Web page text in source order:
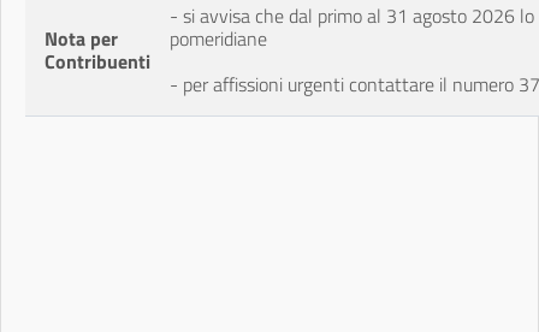
Nota per
Contribuenti
- si avvisa che dal primo al 31 agosto 2026
pomeridiane
- per affissioni urgenti contattare il numero